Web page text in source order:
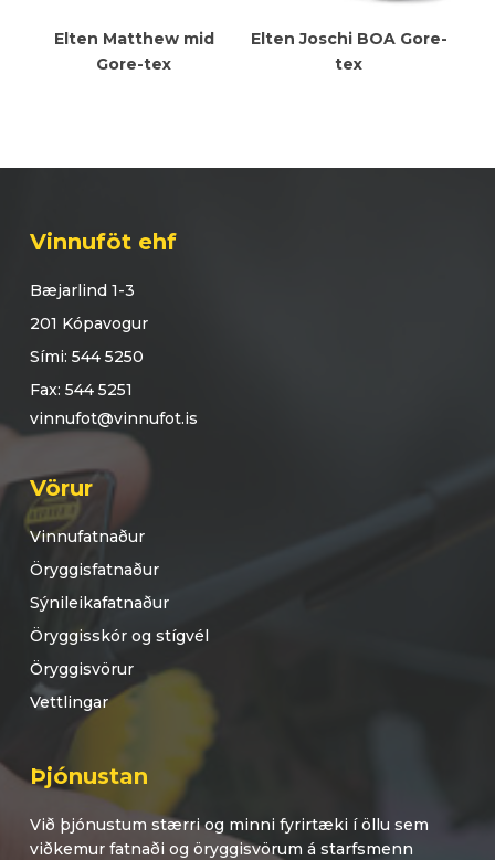
Meiri Upplýsingar
Elten Matthew mid
Gore-tex
Meiri Upplýsingar
Elten Joschi BOA Gore-
tex
Vinnuföt ehf
Bæjarlind 1-3
201 Kópavogur
Sími: 544 5250
Fax: 544 5251
vinnufot@vinnufot.is
Vörur
Vinnufatnaður
Öryggisfatnaður
Sýnileikafatnaður
Öryggisskór og stígvél
Öryggisvörur
Vettlingar
Þjónustan
Við þjónustum stærri og minni fyrirtæki í öllu sem
viðkemur fatnaði og öryggisvörum á starfsmenn